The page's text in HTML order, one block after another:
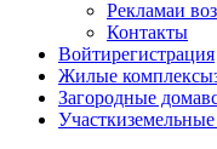
Рекламаи
Контакты
Войтирегистрация
Жилые комплексы
Загородные дома
Участки